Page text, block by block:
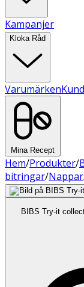
Kampanjer
Kloka Råd
Varumärken
Mina Recept
Hem/Produkter/
bitringar/Nappar
BIBS Try-it